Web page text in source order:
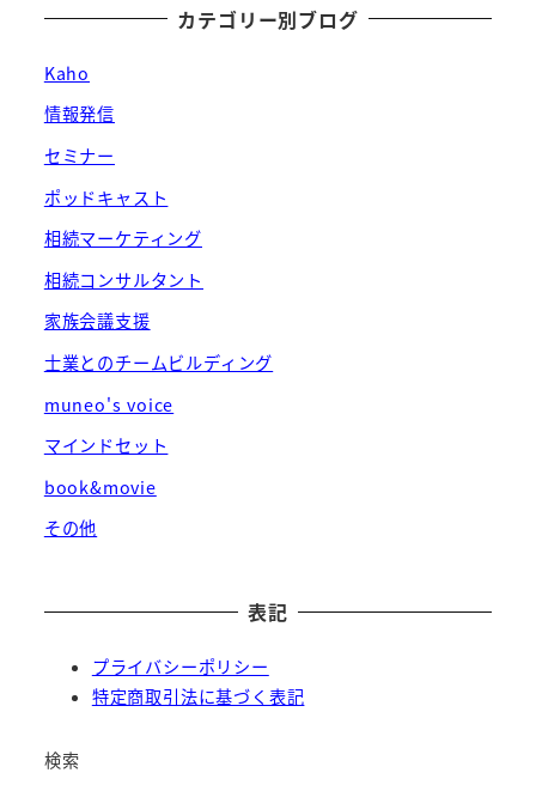
カテゴリー別ブログ
Kaho
情報発信
セミナー
ポッドキャスト
相続マーケティング
相続コンサルタント
家族会議支援
士業とのチームビルディング
muneo's voice
マインドセット
book&movie
その他
表記
プライバシーポリシー
特定商取引法に基づく表記
検索